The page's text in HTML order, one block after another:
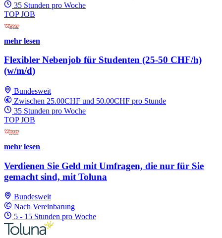
35 Stunden pro Woche
TOP JOB
mehr lesen
Flexibler Nebenjob für Studenten (25-50 CHF/h)
(w/m/d)
Bundesweit
Zwischen 25.00CHF und 50.00CHF pro Stunde
35 Stunden pro Woche
TOP JOB
mehr lesen
Verdienen Sie Geld mit Umfragen, die nur für Sie
gemacht sind, mit Toluna
Bundesweit
Nach Vereinbarung
5 - 15 Stunden pro Woche